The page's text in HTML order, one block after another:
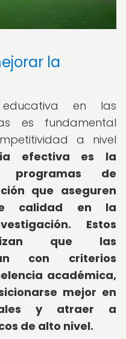
la
en las
es fundamental
a nivel
efectiva es la
programas de
que aseguren
calidad en la
Estos
que las
con criterios
académica,
mejor en
y atraer a
de alto nivel.